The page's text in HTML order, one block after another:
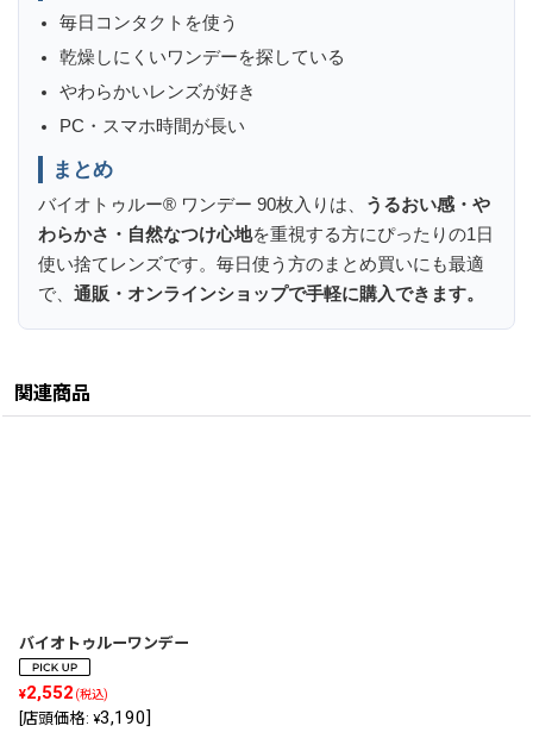
毎日コンタクトを使う
乾燥しにくいワンデーを探している
やわらかいレンズが好き
PC・スマホ時間が長い
まとめ
バイオトゥルー® ワンデー 90枚入りは、
うるおい感・や
わらかさ・自然なつけ心地を重視する方にぴったりの1日
使い捨てレンズです。毎日使う方のまとめ買いにも最適
で、 通販・オンラインショップで手軽に購入できます。
関連商品
バイオトゥルーワンデー
¥2,552 (税込)
[店頭価格: ¥3,190]